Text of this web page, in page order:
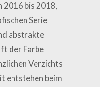
2016 bis 2018,
Serie
abs­trak­te
der Far­be
Ver­zichts
ent­ste­hen beim